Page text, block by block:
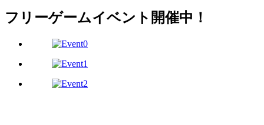
フリーゲームイベント開催中！